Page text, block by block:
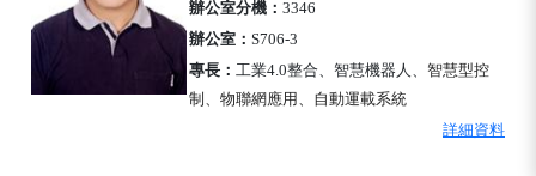
辦公室分機： 3346
辦公室： S706-3
專長： 工業4.0整合、智慧機器人、 智慧型控
制、物聯網應用、自動運載系統
詳細資料